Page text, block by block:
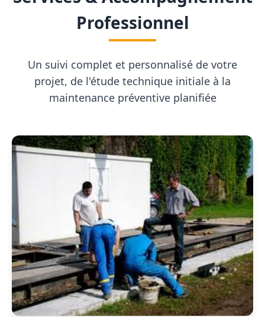
Professionnel
Un suivi complet et personnalisé de votre
projet, de l'étude technique initiale à la
maintenance préventive planifiée